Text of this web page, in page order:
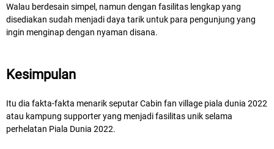
Walau berdesain simpel, namun dengan fasilitas lengkap yang
disediakan sudah menjadi daya tarik untuk para pengunjung yang
ingin menginap dengan nyaman disana.
Kesimpulan
Itu dia fakta-fakta menarik seputar Cabin fan village piala dunia 2022
atau kampung supporter yang menjadi fasilitas unik selama
perhelatan Piala Dunia 2022.